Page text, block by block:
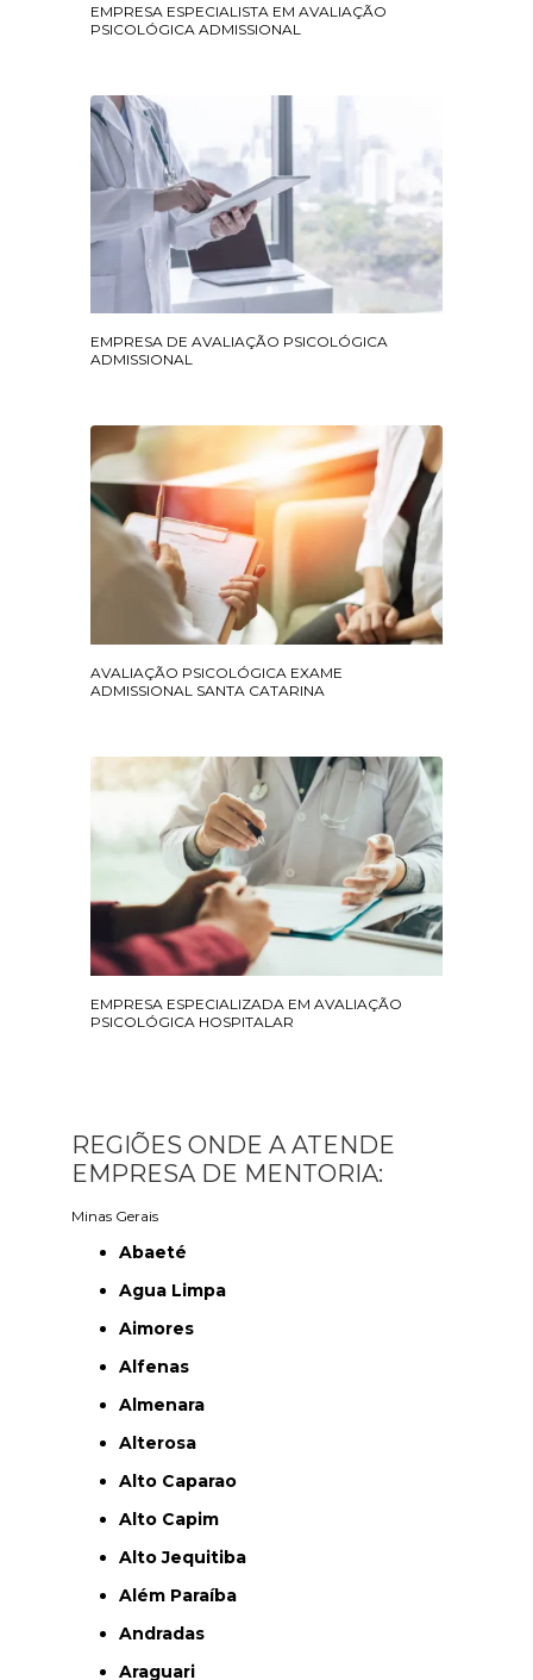
EMPRESA ESPECIALISTA EM AVALIAÇÃO
PSICOLÓGICA ADMISSIONAL
EMPRESA DE AVALIAÇÃO PSICOLÓGICA
ADMISSIONAL
AVALIAÇÃO PSICOLÓGICA EXAME
ADMISSIONAL SANTA CATARINA
EMPRESA ESPECIALIZADA EM AVALIAÇÃO
PSICOLÓGICA HOSPITALAR
REGIÕES ONDE A ATENDE
EMPRESA DE MENTORIA:
Minas Gerais
Abaeté
Agua Limpa
Aimores
Alfenas
Almenara
Alterosa
Alto Caparao
Alto Capim
Alto Jequitiba
Além Paraíba
Andradas
Araguari